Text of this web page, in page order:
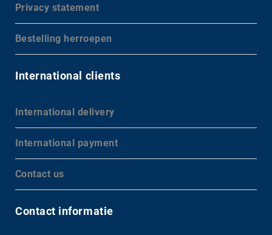
Privacy statement
Bestelling herroepen
International clients
International delivery
International payment
Contact us
Contact informatie